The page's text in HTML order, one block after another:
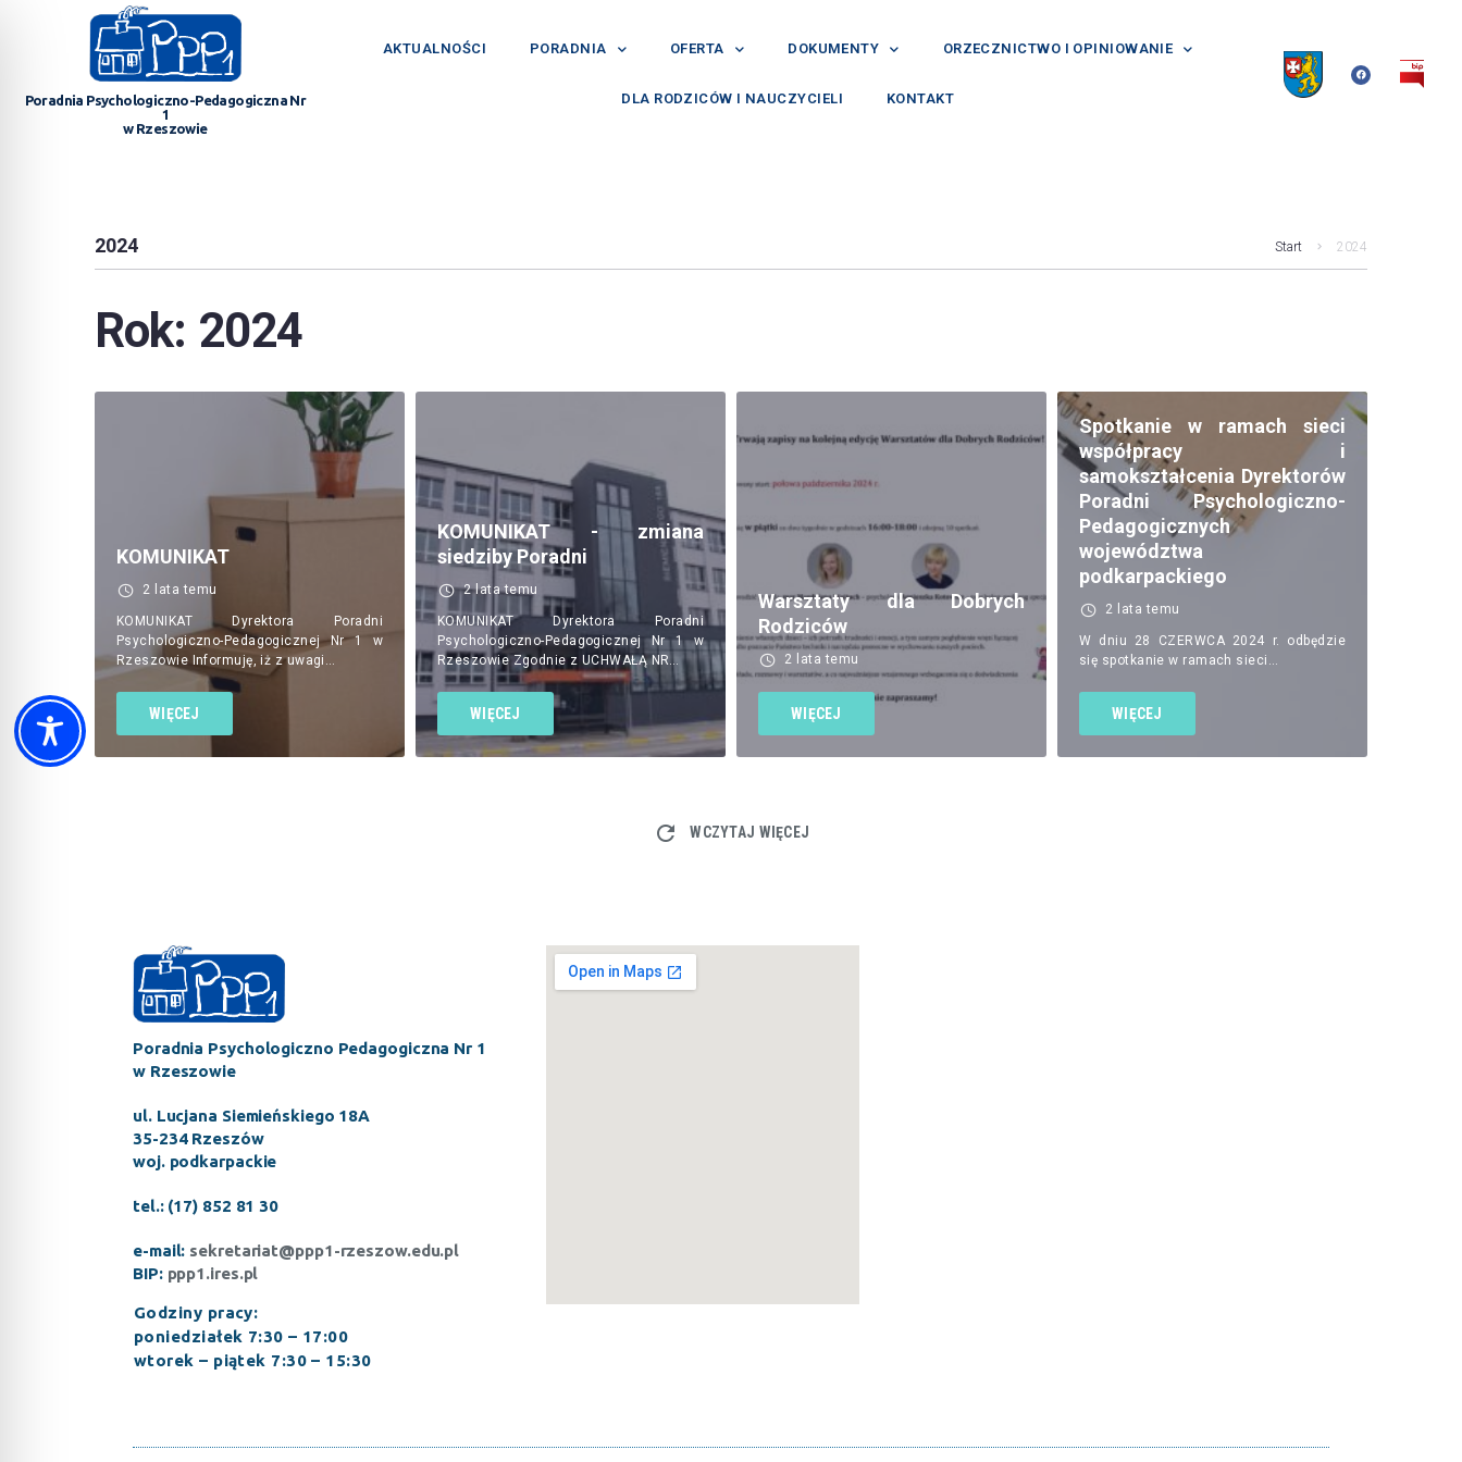
Poradnia Psychologiczno-Pedagogiczna Nr
1
w Rzeszowie
AKTUALNOŚCI PORADNIA OFERTA DOKUMENTY ORZECZNICTWO I OPINIOWANIE
DLA RODZICÓW I NAUCZYCIELI KONTAKT
2024 Start 2024
Rok: 2024
KOMUNIKAT
2 lata temu
KOMUNIKAT Dyrektora Poradni
Psychologiczno-Pedagogicznej Nr 1 w
Rzeszowie Informuję, iż z uwagi…
WIĘCEJ
KOMUNIKAT - zmiana
siedziby Poradni
2 lata temu
KOMUNIKAT Dyrektora Poradni
Psychologiczno-Pedagogicznej Nr 1 w
Rzeszowie Zgodnie z UCHWAŁĄ NR…
WIĘCEJ
Warsztaty dla Dobrych
Rodziców
2 lata temu
WIĘCEJ
Spotkanie w ramach sieci
współpracy i
samokształcenia Dyrektorów
Poradni Psychologiczno-
Pedagogicznych
województwa
podkarpackiego
2 lata temu
W dniu 28 CZERWCA 2024 r. odbędzie
się spotkanie w ramach sieci…
WIĘCEJ
WCZYTAJ WIĘCEJ
Poradnia Psychologiczno Pedagogiczna Nr 1
w Rzeszowie
ul. Lucjana Siemieńskiego 18A
35-234 Rzeszów
woj. podkarpackie
tel.: (17) 852 81 30
e-mail: sekretariat@ppp1-rzeszow.edu.pl
BIP: ppp1.ires.pl
Godziny pracy:
poniedziałek 7:30 – 17:00
wtorek – piątek 7:30 – 15:30